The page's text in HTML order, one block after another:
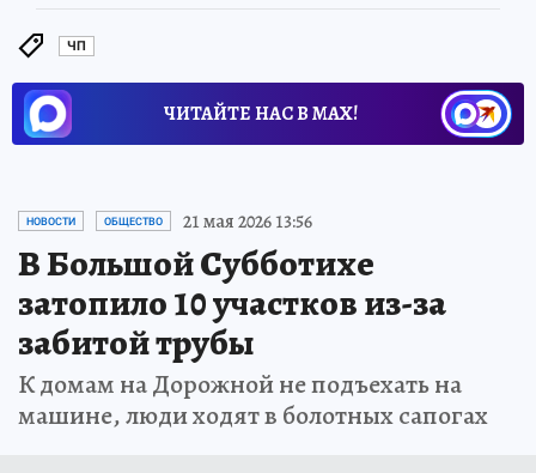
ЧП
ЧИТАЙТЕ НАС В МАХ!
НОВОСТИ ОБЩЕСТВО 21 мая 2026 13:56
В Большой Субботихе
затопило 10 участков из-за
забитой трубы
К домам на Дорожной не подъехать на
машине, люди ходят в болотных сапогах